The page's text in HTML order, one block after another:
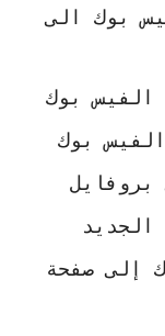
بوك الى
الفيس بوك
بوك
إلى صفحة